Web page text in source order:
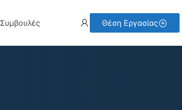
Θέση Εργασίας